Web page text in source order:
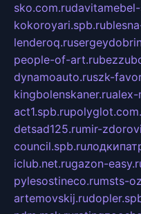
sko.com.ru
kokoroyari.spb.ru
lenderoq.ru
people-of-art.ru
dynamoauto.ruszk-
kingbolenskaner.rualex-
act1.spb.ru
detsad125.rumir-
council.spb.ru
iclub.net.rugazon-
pylesostineco.rumsts-
artemovskij.ru